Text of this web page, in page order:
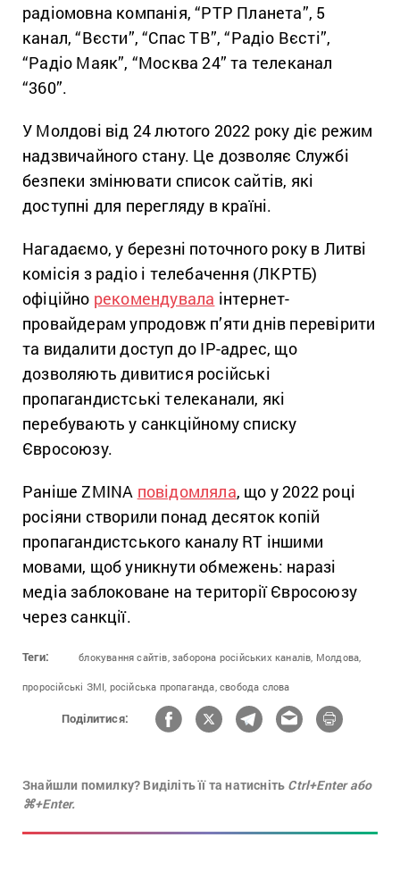
радіомовна компанія, “РТР Планета”, 5
канал, “Вєсти”, “Спас ТВ”, “Радіо Вєсті”,
“Радіо Маяк”, “Москва 24” та телеканал
“360”.
У Молдові від 24 лютого 2022 року діє режим
надзвичайного стану. Це дозволяє Службі
безпеки змінювати список сайтів, які
доступні для перегляду в країні.
Нагадаємо, у березні поточного року в Литві
комісія з радіо і телебачення (ЛКРТБ)
офіційно рекомендувала інтернет-
провайдерам упродовж п’яти днів перевірити
та видалити доступ до IP-адрес, що
дозволяють дивитися російські
пропагандистські телеканали, які
перебувають у санкційному списку
Євросоюзу.
Раніше ZMINA повідомляла, що у 2022 році
росіяни створили понад десяток копій
пропагандистського каналу RT іншими
мовами, щоб уникнути обмежень: наразі
медіа заблоковане на території Євросоюзу
через санкції.
Теги: блокування сайтів, заборона російських каналів, Молдова,
проросійські ЗМІ, російська пропаганда, свобода слова
Поділитися:
Знайшли помилку? Виділіть її та натисніть Ctrl+Enter або
⌘+Enter.